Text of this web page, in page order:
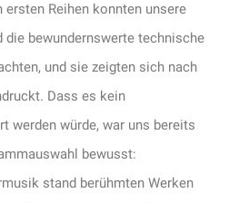
Reihen konnten unsere
die bewundernswerte technische
und sie zeigten sich nach
Dass es kein
werden würde, war uns bereits
bewusst:
stand berühmten Werken